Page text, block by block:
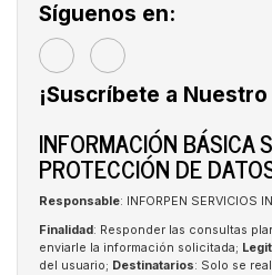
Síguenos en:
¡Suscríbete a
INFORMACIÓN BÁSICA
PROTECCIÓN DE
Responsable: INFORPEN SERVICIOS
Finalidad : Responder las consultas
enviarle la información solicitada;
del usuario; Destinatarios: Solo se